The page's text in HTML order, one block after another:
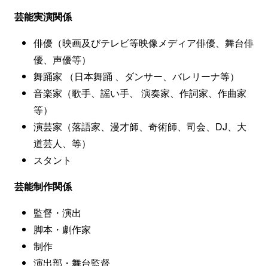
芸能実演関係
俳優（映画及びテレビ等映像メディア俳優、舞台俳
優、声優等）
舞踊家 （日本舞踊 、ダンサー、バレリーナ等）
音楽家（歌手、謡い手、 演奏家、作詞家、作曲家
等）
演芸家（落語家、漫才師、奇術師、司会、DJ、大
道芸人、等）
スタント
芸能制作関係
監督・演出
脚本・劇作家
制作
演出部・舞台監督